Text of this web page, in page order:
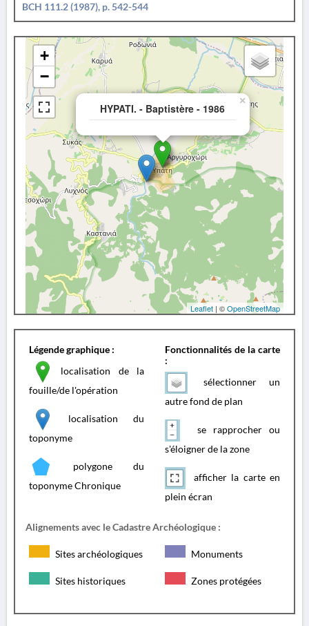
BCH 111.2 (1987), p. 542-544
HYPATI. - Baptistère - 1986
×
+
−
Leaflet | ©OpenStreetMap
Légende graphique :
localisation de la
fouille/de l'opération
localisation du
toponyme
polygone du
toponyme Chronique
Fonctionnalités de la carte
:
sélectionner un
autre fond de plan
se rapprocher ou
s'éloigner de la zone
afficher la carte en
plein écran
Alignements avec le Cadastre Archéologique :
Sites archéologiques Monuments
Sites historiques Zones protégées